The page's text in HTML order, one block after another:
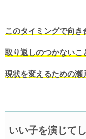
このタイミングで向き
取り返しのつかないこ
現状を変えるための瀬
いい子を演じて